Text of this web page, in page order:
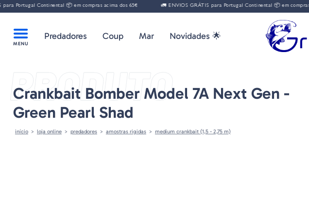
Portugal Continental 📦 em compras acima dos 65€ 🚛 ENVIOS GRÁTIS para Portugal Continental 📦 em compras
Predadores Coup Mar Novidades 🌟
PRODUTO
Crankbait Bomber Model 7A Next Gen -
Green Pearl Shad
início loja online predadores amostras rigidas medium crankbait (1,5 - 2,75 m)